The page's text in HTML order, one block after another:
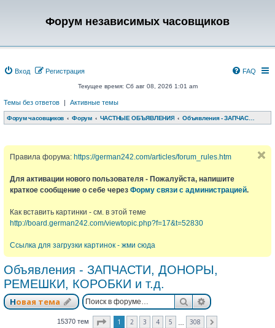
Форум независимых часовщиков
Вход Регистрация FAQ
Текущее время: Сб авг 08, 2026 1:01 am
Темы без ответов | Активные темы
Форум часовщиков Форум ЧАСТНЫЕ ОБЪЯВЛЕНИЯ Объявления - ЗАПЧАСТИ, ДОНОРЫ, РЕМЕШКИ, КОРОБКИ и т.д.
Правила форума: https://german242.com/articles/forum_rules.htm
Для активации нового пользователя - Пожалуйста, напишите
краткое сообщение о себе через Форму связи с администрацией.
Как вставить картинки - см. в этой теме
http://board.german242.com/viewtopic.php?f=17&t=52830
Ссылка для загрузки картинок - жми сюда
Объявления - ЗАПЧАСТИ, ДОНОРЫ,
РЕМЕШКИ, КОРОБКИ и т.д.
Новая тема ПоискРасширенный
15370 тем Страница из 308
1 2 3 4 5 308